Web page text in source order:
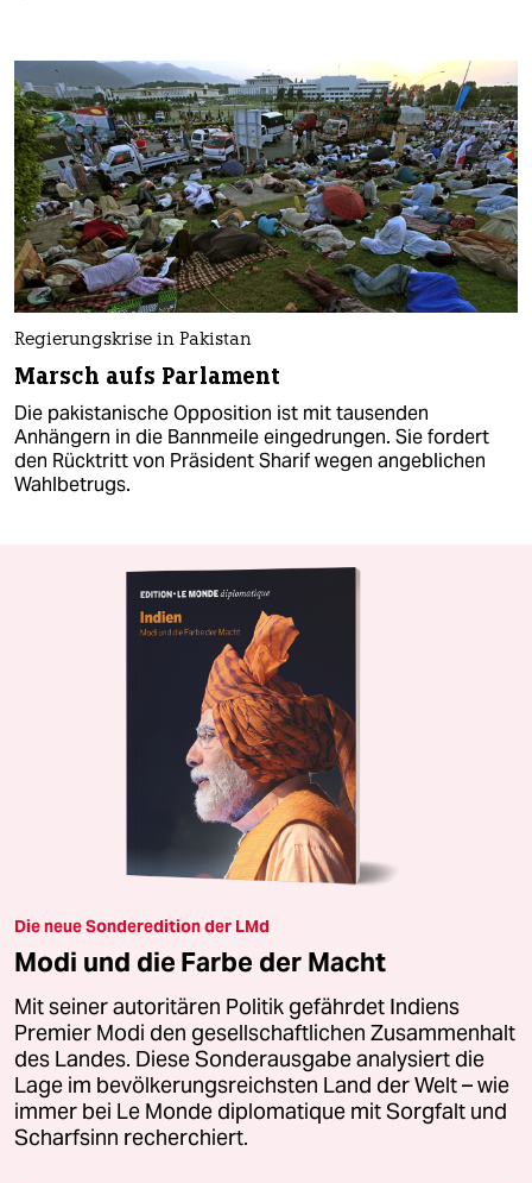
Regierungskrise in Pakistan
Marsch aufs Parlament
Die pakistanische Opposition ist mit tausenden
Anhängern in die Bannmeile eingedrungen. Sie fordert
den Rücktritt von Präsident Sharif wegen angeblichen
Wahlbetrugs.
Die neue Sonderedition der LMd
Modi und die Farbe der Macht
Mit seiner autoritären Politik gefährdet Indiens
Premier Modi den gesellschaftlichen Zusammenhalt
des Landes. Diese Sonderausgabe analysiert die
Lage im bevölkerungsreichsten Land der Welt – wie
immer bei Le Monde diplomatique mit Sorgfalt und
Scharfsinn recherchiert.